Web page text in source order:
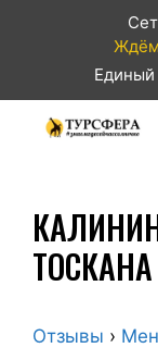
Ждём
Единый
ТОСКАНА
Отзывы ›